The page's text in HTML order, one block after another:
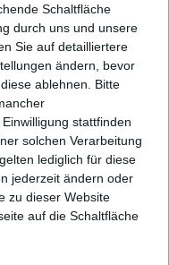
Schaltfläche
durch uns und unsere
Sie auf detailliertere
ändern, bevor
ablehnen.
Bitte
stattfinden
solchen Verarbeitung
lediglich für diese
jederzeit ändern oder
zu dieser Website
auf die Schaltfläche